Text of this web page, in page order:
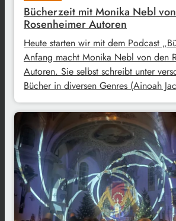
Bücherzeit mit Monika Nebl
Rosenheimer Autoren
Heute starten wir mit dem Podcast
Anfang macht Monika Nebl von den
Autoren. Sie selbst schreibt unter
Bücher in diversen Genres (Ainoah